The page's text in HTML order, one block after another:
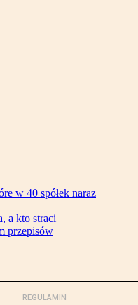
w 40 spółek naraz
a kto straci
przepisów
REGULAMIN